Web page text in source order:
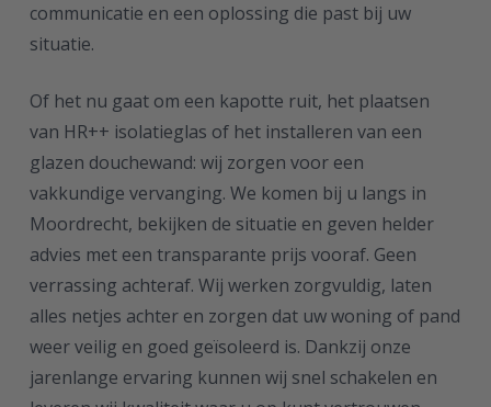
communicatie en een oplossing die past bij uw
situatie.
Of het nu gaat om een kapotte ruit, het plaatsen
van HR++ isolatieglas of het installeren van een
glazen douchewand: wij zorgen voor een
vakkundige vervanging. We komen bij u langs in
Moordrecht, bekijken de situatie en geven helder
advies met een transparante prijs vooraf. Geen
verrassing achteraf. Wij werken zorgvuldig, laten
alles netjes achter en zorgen dat uw woning of pand
weer veilig en goed geïsoleerd is. Dankzij onze
jarenlange ervaring kunnen wij snel schakelen en